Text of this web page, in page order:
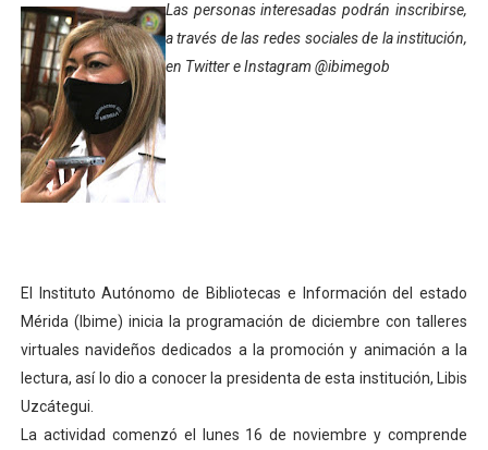
Impulsan plan estratégico de seguridad ciudadana
Mérida impulsa desarrollo económico con taller de
Fomficc consolida alianzas e impulsa la economía
Niños de Estudiantes de Mérida sembraron 110
Entregan planta eléctrica para fortalecer la atención
Expertos inspeccionan espacios del OAN para la
Dictan MasterClass en el marco del Encuentro LAGO
Las personas interesadas podrán inscribirse,
a través de las redes sociales de la institución,
en Twitter e Instagram @ibimegob
El Instituto Autónomo de Bibliotecas e Información del estado
Mérida (Ibime) inicia la programación de diciembre con talleres
virtuales navideños dedicados a la promoción y animación a la
lectura, así lo dio a conocer la presidenta de esta institución, Libis
Uzcátegui.
La actividad comenzó el lunes 16 de noviembre y comprende